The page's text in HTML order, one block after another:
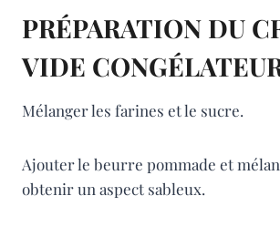
PRÉPARATION DU
VIDE
Mélanger les farines et le sucre.
Ajouter le beurre pommade et
obtenir un aspect sableux.